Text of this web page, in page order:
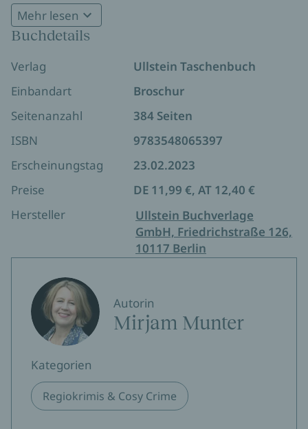
Hobbyermittlerin des ganzen Ruhrpotts, hätte sie
nicht schon eine andere Spur. Wie immer sehr zum
Leidwesen von Kommissar Vogt. Doch der kann
eigentlich einmal mehr froh sein, dass Pamela
hinter ihm aufwischt …
Ruhrpottschnauze trifft auf nordische
Schimanski und Thanner!
Mehr lesen
Buchdetails
Verlag
Ullstein Taschenbuch
Einbandart
Broschur
Seitenanzahl
384 Seiten
ISBN
9783548065397
Erscheinungstag
23.02.2023
Preise
DE 11,99 €, AT 12,40 €
Hersteller
Ullstein Buchverlage
GmbH, Friedrichstraße 126,
10117 Berlin
Autorin
Mirjam Munter
Kategorien
Regiokrimis & Cosy Crime